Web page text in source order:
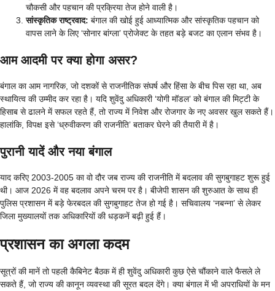
चौकसी और पहचान की प्रक्रिया तेज होने वाली है।
सांस्कृतिक राष्ट्रवाद: बंगाल की खोई हुई आध्यात्मिक और सांस्कृतिक पहचान को
वापस लाने के लिए ‘सोनार बांग्ला’ प्रोजेक्ट के तहत बड़े बजट का एलान संभव है।
आम आदमी पर क्या होगा असर?
बंगाल का आम नागरिक, जो दशकों से राजनीतिक संघर्ष और हिंसा के बीच पिस रहा था, अब
स्थायित्व की उम्मीद कर रहा है। यदि शुवेंदु अधिकारी ‘योगी मॉडल’ को बंगाल की मिट्टी के
हिसाब से ढालने में सफल रहते हैं, तो राज्य में निवेश और रोजगार के नए अवसर खुल सकते हैं।
हालांकि, विपक्ष इसे ‘ध्रुवीकरण की राजनीति’ बताकर घेरने की तैयारी में है।
पुरानी यादें और नया बंगाल
याद करिए 2003-2005 का वो दौर जब राज्य की राजनीति में बदलाव की सुगबुगाहट शुरू हुई
थी। आज 2026 में वह बदलाव अपने चरम पर है। बीजेपी शासन की शुरुआत के साथ ही
पुलिस प्रशासन में बड़े फेरबदल की सुगबुगाहट तेज हो गई है। सचिवालय ‘नबन्ना’ से लेकर
जिला मुख्यालयों तक अधिकारियों की धड़कनें बढ़ी हुई हैं।
प्रशासन का अगला कदम
सूत्रों की मानें तो पहली कैबिनेट बैठक में ही शुवेंदु अधिकारी कुछ ऐसे चौंकाने वाले फैसले ले
सकते हैं, जो राज्य की कानून व्यवस्था की सूरत बदल देंगे। क्या बंगाल में भी अपराधियों के मन